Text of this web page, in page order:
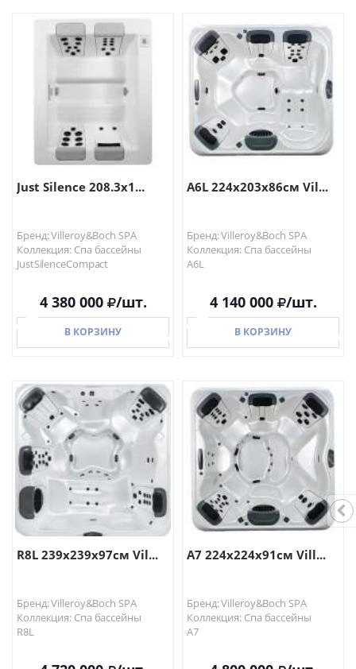
В КОРЗИНУ В КОРЗИНУ
Just Silence 208.3x1...
Бренд: Villeroy&Boch SPA
Коллекция: Спа бассейны
JustSilenceCompact
4 380 000 /шт.
В КОРЗИНУ
В КОРЗИНУ
A6L 224x203x86см Vil...
Бренд: Villeroy&Boch SPA
Коллекция: Спа бассейны
A6L
4 140 000 /шт.
В КОРЗИНУ
В КОРЗИНУ
R8L 239x239x97см Vil...
Бренд: Villeroy&Boch SPA
Коллекция: Спа бассейны
R8L
A7 224x224x91см Vill...
Бренд: Villeroy&Boch SPA
Коллекция: Спа бассейны
A7